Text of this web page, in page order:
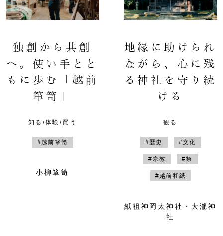
独創から共創
へ。使い手とと
もに歩む「越前
箪笥」
知る/体験/買う
#越前箪笥
小柳箪笥
地縁に助けられ
ながら、心に残
る神社を守り続
ける
観る
#歴史 #文化
#宗教 #祭
#越前和紙
紙祖神岡太神社・大瀧神
社